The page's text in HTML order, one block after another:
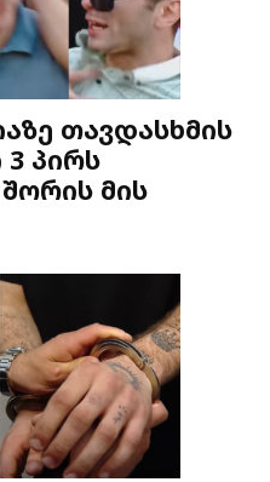
თავდასხმის
პირს
მის